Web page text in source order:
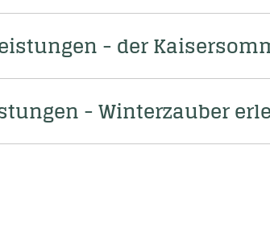
- der
- Winterzauber